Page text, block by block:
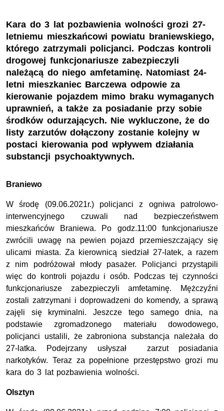
Kara do 3 lat pozbawienia wolności grozi 27-
letniemu mieszkańcowi powiatu braniewskiego,
którego zatrzymali policjanci. Podczas kontroli
drogowej funkcjonariusze zabezpieczyli
należącą do niego amfetaminę. Natomiast 24-
letni mieszkaniec Barczewa odpowie za
kierowanie pojazdem mimo braku wymaganych
uprawnień, a także za posiadanie przy sobie
środków odurzających. Nie wykluczone, że do
listy zarzutów dołączony zostanie kolejny w
postaci kierowania pod wpływem działania
substancji psychoaktywnych.
Braniewo
W środę (09.06.2021r.) policjanci z ogniwa patrolowo-
interwencyjnego czuwali nad bezpieczeństwem
mieszkańców Braniewa. Po godz.11:00 funkcjonariusze
zwrócili uwagę na pewien pojazd przemieszczający się
ulicami miasta. Za kierownicą siedział 27-latek, a razem
z nim podróżował młody pasażer. Policjanci przystąpili
więc do kontroli pojazdu i osób. Podczas tej czynności
funkcjonariusze zabezpieczyli amfetaminę. Mężczyźni
zostali zatrzymani i doprowadzeni do komendy, a sprawą
zajęli się kryminalni. Jeszcze tego samego dnia, na
podstawie zgromadzonego materiału dowodowego,
policjanci ustalili, że zabroniona substancja należała do
27-latka. Podejrzany usłyszał zarzut posiadania
narkotyków. Teraz za popełnione przestępstwo grozi mu
kara do 3 lat pozbawienia wolności.
Olsztyn